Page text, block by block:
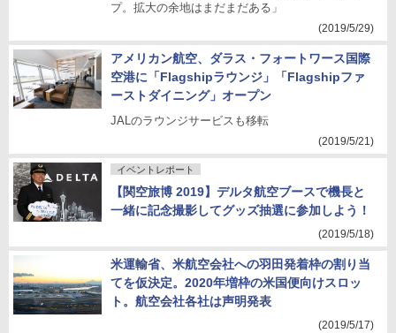
プ。拡大の余地はまだまだある」
(2019/5/29)
アメリカン航空、ダラス・フォートワース国際
空港に「Flagshipラウンジ」「Flagshipファ
ーストダイニング」オープン
JALのラウンジサービスも移転
(2019/5/21)
イベントレポート
【関空旅博 2019】デルタ航空ブースで機長と
一緒に記念撮影してグッズ抽選に参加しよう！
(2019/5/18)
米運輸省、米航空会社への羽田発着枠の割り当
てを仮決定。2020年増枠の米国便向けスロッ
ト。航空会社各社は声明発表
(2019/5/17)